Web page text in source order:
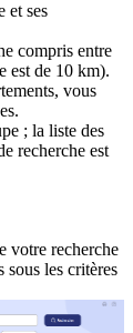
et ses
compris entre
est de 10 km).
vous
; la liste des
recherche est
votre recherche
sous les critères